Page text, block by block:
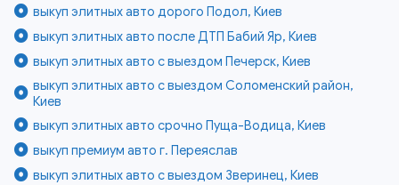
выкуп элитных авто дорого Подол, Киев
выкуп элитных авто после ДТП Бабий Яр, Киев
выкуп элитных авто с выездом Печерск, Киев
выкуп элитных авто с выездом Соломенский район,
Киев
выкуп элитных авто срочно Пуща-Водица, Киев
выкуп премиум авто г. Переяслав
выкуп элитных авто с выездом Зверинец, Киев